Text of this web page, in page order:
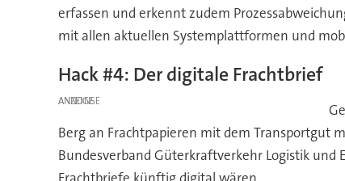
erfassen und erkennt zudem
mit allen aktuellen Systemplattformen und
Hack #4: Der digitale Frachtbrief
ANZEIGE
Berg an Frachtpapieren mit dem Transportgut
Bundesverband Güterkraftverkehr Logistik